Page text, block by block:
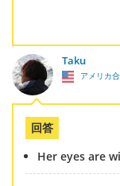
Taku
アメリカ
回答
Her eyes are